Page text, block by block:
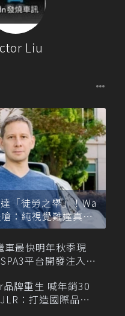
Liu
「徒勞之舉」！Wa
：純視覺難達真正
車最快明年秋季現
平台開發注入80
牌重生 喊年銷30
：打造國際品牌